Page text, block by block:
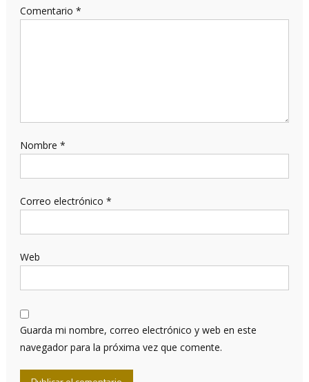
Comentario *
Nombre *
Correo electrónico *
Web
Guarda mi nombre, correo electrónico y web en este
navegador para la próxima vez que comente.